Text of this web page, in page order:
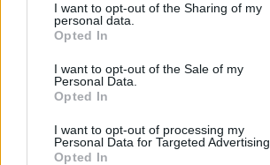
I want to opt-out of the Sharing of my
personal data.
Opted In
I want to opt-out of the Sale of my
Personal Data.
Opted In
I want to opt-out of processing my
Personal Data for Targeted Advertising.
Opted In